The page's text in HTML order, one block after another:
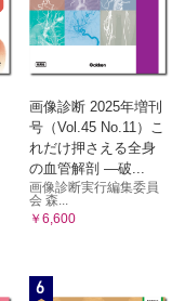
画像診断 2025年増刊
号（Vol.45 No.11）こ
れだけ押さえる全身
の血管解剖 ―破...
画像診断実行編集委員
会 森...
￥6,600
6